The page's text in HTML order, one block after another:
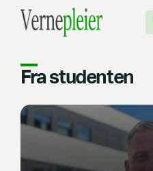
Fra studenten